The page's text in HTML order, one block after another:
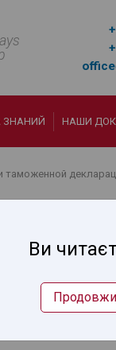
ЗНАНИЙ НАШИ
Ви